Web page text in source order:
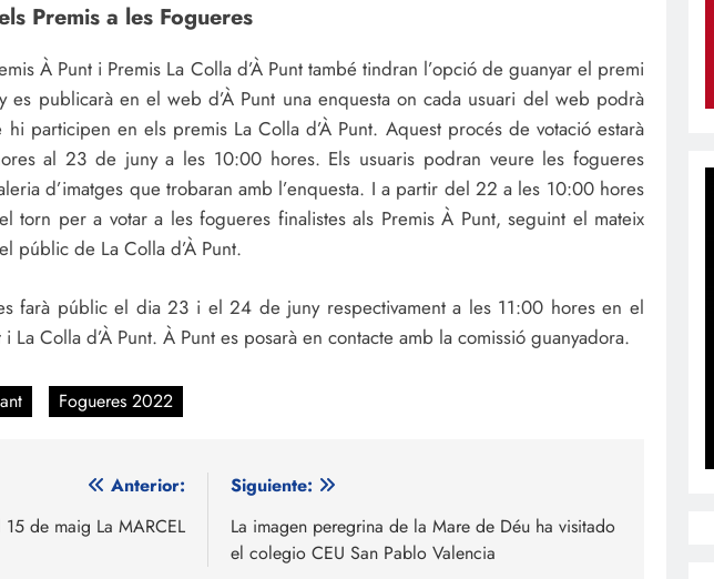
Premis a les Fogueres
À Punt i Premis La Colla d’À Punt també tindran l’opció de guanyar el premi
publicarà en el web d’À Punt una enquesta on cada usuari del web podrà
participen en els premis La Colla d’À Punt. Aquest procés de votació estarà
al 23 de juny a les 10:00 hores. Els usuaris podran veure les fogueres
d’imatges que trobaran amb l’enquesta. I a partir del 22 a les 10:00 hores
torn per a votar a les fogueres finalistes als Premis À Punt, seguint el mateix
públic de La Colla d’À Punt.
farà públic el dia 23 i el 24 de juny respectivament a les 11:00 hores en el
La Colla d’À Punt. À Punt es posarà en contacte amb la comissió guanyadora.
Fogueres 2022
Anterior:
de maig La MARCEL
Siguiente:
La imagen peregrina de la Mare de Déu ha visitado
el colegio CEU San Pablo Valencia